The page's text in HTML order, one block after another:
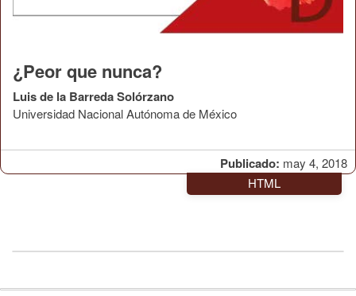
Publicado: may 4, 2018
¿Peor que nunca?
Luis de la Barreda Solórzano
Universidad Nacional Autónoma de México
HTML